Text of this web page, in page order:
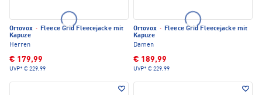
Ortovox · Fleece Grid Fleecejacke mit
Kapuze
Herren
€ 179,99
UVP* € 229,99
Ortovox · Fleece Grid Fleecejacke mit
Kapuze
Damen
€ 189,99
UVP* € 229,99